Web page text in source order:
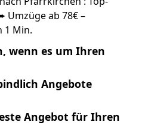
Umzüge ab 78€ –
1 Min.
wenn es um Ihren
Angebote
Angebot für Ihren